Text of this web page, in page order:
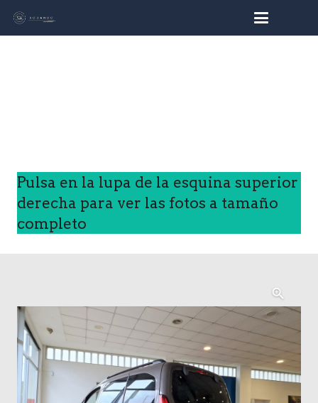
Pulsa en la lupa de la esquina superior
derecha para ver las fotos a tamaño
completo